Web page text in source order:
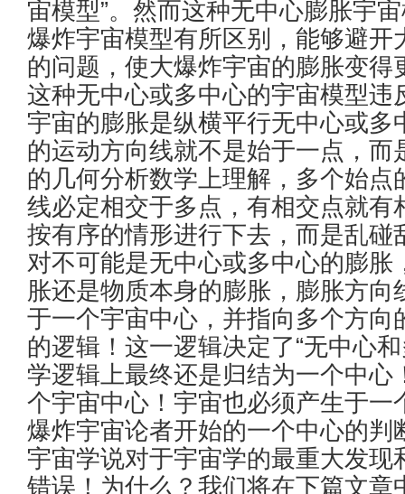
宙模型”。然而这种无中心膨胀宇
爆炸宇宙模型有所区别，能够避
的问题，使大爆炸宇宙的膨胀变
这种无中心或多中心的宇宙模型
宇宙的膨胀是纵横平行无中心或
的运动方向线就不是始于一点，
的几何分析数学上理解，多个始
线必定相交于多点，有相交点就
按有序的情形进行下去，而是乱
对不可能是无中心或多中心的膨
胀还是物质本身的膨胀，膨胀方
于一个宇宙中心，并指向多个方
的逻辑！这一逻辑决定了“无中心
学逻辑上最终还是归结为一个中
个宇宙中心！宇宙也必须产生于
爆炸宇宙论者开始的一个中心的
宇宙学说对于宇宙学的最重大发
错误！为什么？我们将在下篇文